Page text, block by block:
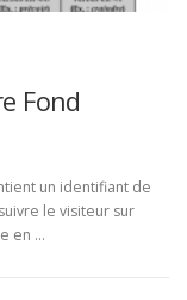
Fond
un identifiant de
le visiteur sur
en …